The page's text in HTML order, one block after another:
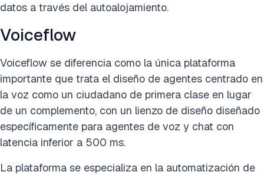
datos a través del autoalojamiento.
Voiceflow
Voiceflow se diferencia como la única plataforma
importante que trata el diseño de agentes centrado en
la voz como un ciudadano de primera clase en lugar
de un complemento, con un lienzo de diseño diseñado
específicamente para agentes de voz y chat con
latencia inferior a 500 ms.
La plataforma se especializa en la automatización de